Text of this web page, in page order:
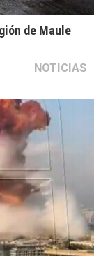
de Maule
NOTICIAS